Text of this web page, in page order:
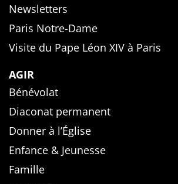
Newsletters
Paris Notre-Dame
Visite du Pape Léon XIV à Paris
AGIR
Bénévolat
Diaconat permanent
Donner à l’Église
Enfance & Jeunesse
Famille